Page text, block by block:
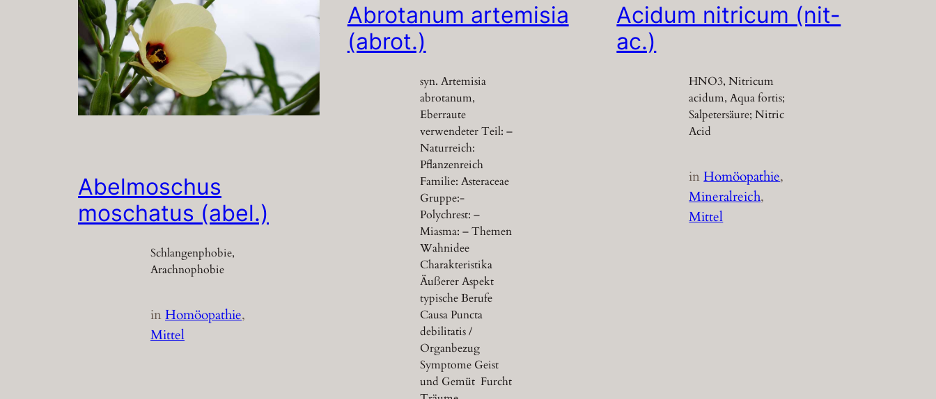
Abelmoschus
moschatus (abel.)
Schlangenphobie,
Arachnophobie
inHomöopathie
Mittel
Abrotanum artemisia
(abrot.)
syn. Artemisia
abrotanum,
Eberraute
verwendeter Teil: –
Naturreich:
Pflanzenreich
Familie: Asteraceae
Gruppe:-
Polychrest: –
Miasma: – Themen
Wahnidee
Charakteristika
Äußerer Aspekt
typische Berufe
Causa Puncta
debilitatis /
Organbezug
Symptome Geist
und Gemüt Furcht
Acidum nitricum (nit-
ac.)
HNO3, Nitricum
acidum, Aqua fortis;
Salpetersäure; Nitric
Acid
inHomöopathie
Mineralreich
Mittel